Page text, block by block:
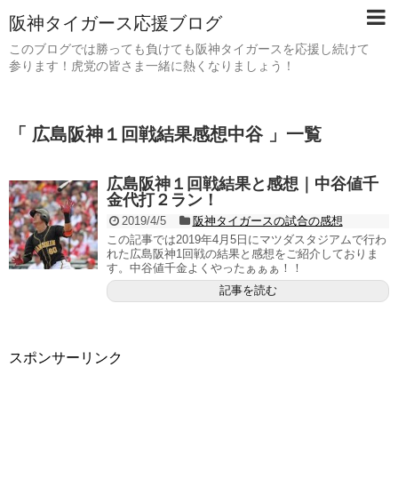
阪神タイガース応援ブログ
このブログでは勝っても負けても阪神タイガースを応援し続けて
参ります！虎党の皆さま一緒に熱くなりましょう！
「 広島阪神１回戦結果感想中谷 」一覧
広島阪神１回戦結果と感想｜中谷値千
金代打２ラン！
2019/4/5
阪神タイガースの試合の感想
この記事では2019年4月5日にマツダスタジアムで行わ
れた広島阪神1回戦の結果と感想をご紹介しておりま
す。中谷値千金よくやったぁぁぁ！！
記事を読む
スポンサーリンク